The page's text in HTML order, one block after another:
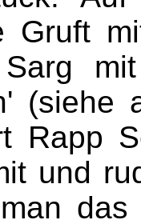
Gruft
(siehe
Rapp
und